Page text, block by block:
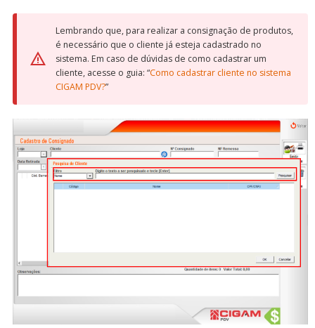
Lembrando que, para realizar a consignação de produtos,
é necessário que o cliente já esteja cadastrado no
sistema. Em caso de dúvidas de como cadastrar um
cliente, acesse o guia: “Como cadastrar cliente no sistema
CIGAM PDV?”